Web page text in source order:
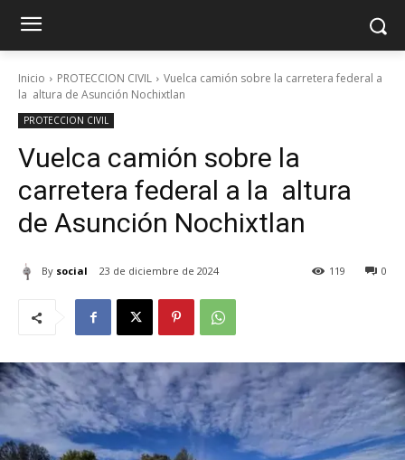
Inicio PROTECCION CIVIL
Vuelca camión sobre la carretera federal a
la altura de Asunción Nochixtlan
PROTECCION CIVIL
Vuelca camión sobre la
carretera federal a la altura
de Asunción Nochixtlan
By social 23 de diciembre de 2024 0
119